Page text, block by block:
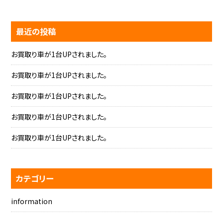
最近の投稿
お買取り車が1台UPされました。
お買取り車が1台UPされました。
お買取り車が1台UPされました。
お買取り車が1台UPされました。
お買取り車が1台UPされました。
カテゴリー
information